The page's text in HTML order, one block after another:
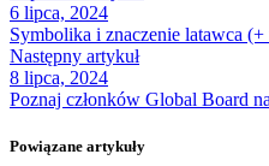
6 lipca, 2024
Symbolika i znaczenie latawca
Następny artykuł
8 lipca, 2024
Poznaj członków Global Board
Powiązane artykuły